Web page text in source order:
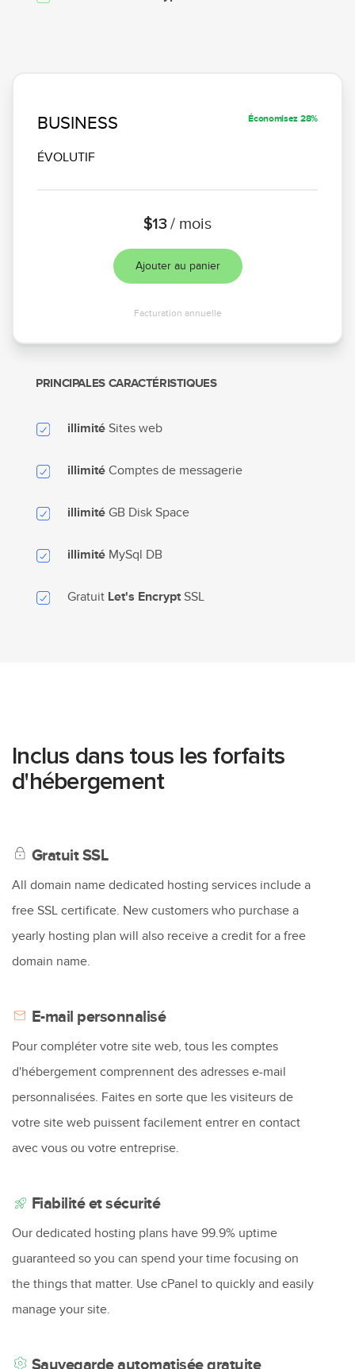
Économisez 28%
BUSINESS
ÉVOLUTIF
$13/ mois
Ajouter au panier
Facturation annuelle
PRINCIPALES CARACTÉRISTIQUES
illimité Sites web
illimité Comptes de messagerie
illimité GB Disk Space
illimité MySql DB
Gratuit Let's Encrypt SSL
Inclus dans tous les forfaits
d'hébergement
Gratuit SSL
All domain name dedicated hosting services include a
free SSL certificate. New customers who purchase a
yearly hosting plan will also receive a credit for a free
domain name.
E-mail personnalisé
Pour compléter votre site web, tous les comptes
d'hébergement comprennent des adresses e-mail
personnalisées. Faites en sorte que les visiteurs de
votre site web puissent facilement entrer en contact
avec vous ou votre entreprise.
Fiabilité et sécurité
Our dedicated hosting plans have 99.9% uptime
guaranteed so you can spend your time focusing on
the things that matter. Use cPanel to quickly and easily
manage your site.
Sauvegarde automatisée gratuite